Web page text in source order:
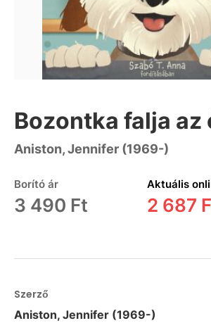
Bozontka falja az
Aniston, Jennifer (1969-)
Borító ár
3 490 Ft
Aktuális
2 687
Szerző
Aniston, Jennifer (1969-)